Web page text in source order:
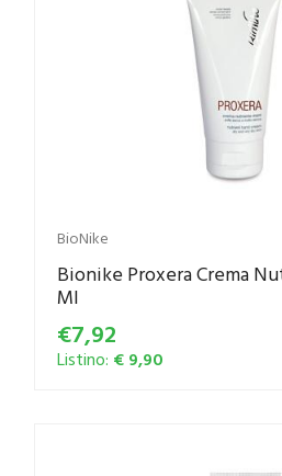
BioNike
Bionike Proxera Crema
Ml
€7,92
Listino: € 9,90